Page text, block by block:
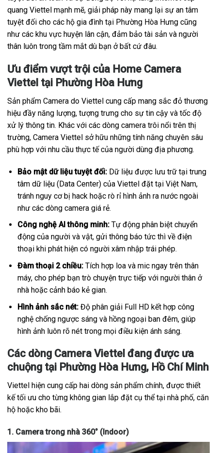
quang Viettel mạnh mẽ, giải pháp này mang lại sự an tâm
tuyệt đối cho các hộ gia đình tại Phường Hòa Hưng cũng
như các khu vực huyện lân cận, đảm bảo tài sản và người
thân luôn trong tầm mắt dù bạn ở bất cứ đâu.
Ưu điểm vượt trội của Home Camera
Viettel tại Phường Hòa Hưng
Sản phẩm Camera do Viettel cung cấp mang sắc đỏ thương
hiệu đầy năng lượng, tượng trưng cho sự tin cậy và tốc độ
xử lý thông tin. Khác với các dòng camera trôi nổi trên thị
trường, Camera Viettel sở hữu những tính năng chuyên sâu
phù hợp với nhu cầu thực tế của người dùng địa phương.
Bảo mật dữ liệu tuyệt đối:Dữ liệu được lưu trữ tại trung
tâm dữ liệu (Data Center) của Viettel đặt tại Việt Nam,
tránh nguy cơ bị hack hoặc rò rỉ hình ảnh ra nước ngoài
như các dòng camera giá rẻ.
Công nghệ AI thông minh:Tự động phân biệt chuyển
động của người và vật, gửi thông báo tức thì về điện
thoại khi phát hiện có người xâm nhập trái phép.
Đàm thoại 2 chiều:Tích hợp loa và mic ngay trên thân
máy, cho phép bạn trò chuyện trực tiếp với người thân ở
nhà hoặc cảnh báo kẻ gian.
Hình ảnh sắc nét:Độ phân giải Full HD kết hợp công
nghệ chống ngược sáng và hồng ngoại ban đêm, giúp
hình ảnh luôn rõ nét trong mọi điều kiện ánh sáng.
Các dòng Camera Viettel đang được ưa
chuộng tại Phường Hòa Hưng, Hồ Chí Minh
Viettel hiện cung cấp hai dòng sản phẩm chính, được thiết
kế tối ưu cho từng không gian lắp đặt cụ thể tại nhà phố, căn
hộ hoặc kho bãi.
1. Camera trong nhà 360° (Indoor)